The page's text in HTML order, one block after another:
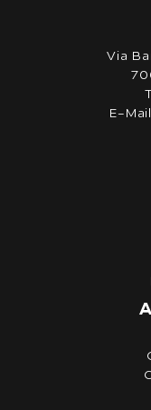
Via
E-